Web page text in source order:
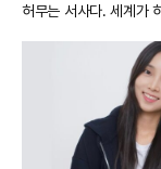
허무는 서사다. 세계가